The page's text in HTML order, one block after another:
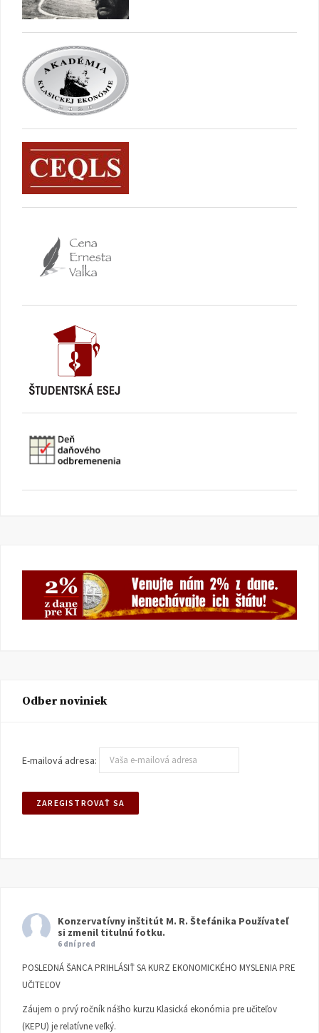
Odber noviniek
E-mailová adresa:
Konzervatívny inštitút M. R. Štefánika Používateľ
si zmenil titulnú fotku.
6 dní pred
POSLEDNÁ ŠANCA PRIHLÁSIŤ SA KURZ EKONOMICKÉHO MYSLENIA PRE
UČITEĽOV
Záujem o prvý ročník nášho kurzu Klasická ekonómia pre učiteľov
(KEPU) je relatívne veľký.